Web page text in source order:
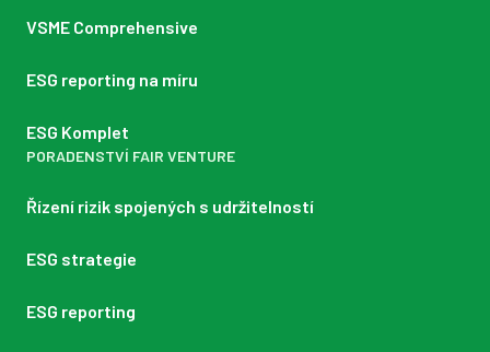
VSME Comprehensive
ESG reporting na míru
ESG Komplet
PORADENSTVÍ FAIR VENTURE
Řízení rizik spojených s udržitelností
ESG strategie
ESG reporting